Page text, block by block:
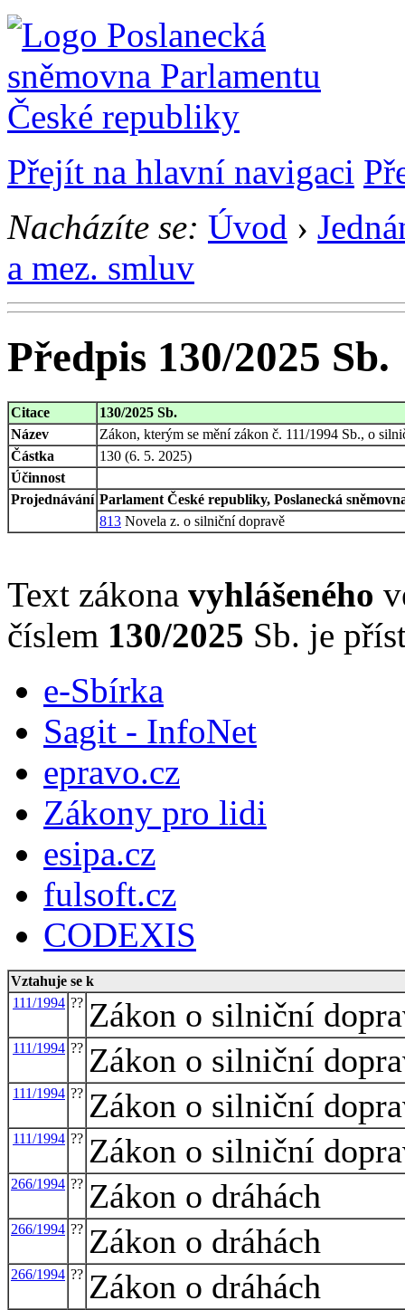
Přejít na hlavní navigaci
Nacházíte se: Úvod ›
a mez. smluv
Předpis 130/2025 Sb.
Citace
130/2025 Sb.
Název
Zákon, kterým se mění zákon č. 111/1994 Sb., o
Částka
130 (6. 5. 2025)
Účinnost
Projednávání Parlament České republiky, Poslanecká
813 Novela z. o silniční dopravě
Text zákona vyhlášeného
číslem 130/2025 Sb. je
e-Sbírka
Sagit - InfoNet
epravo.cz
Zákony pro lidi
esipa.cz
fulsoft.cz
CODEXIS
Vztahuje se k
111/1994 ?? Zákon o silniční
111/1994 ?? Zákon o silniční
111/1994 ?? Zákon o silniční
111/1994 ?? Zákon o silniční
266/1994 ?? Zákon o dráhách
266/1994 ?? Zákon o dráhách
266/1994 ?? Zákon o dráhách